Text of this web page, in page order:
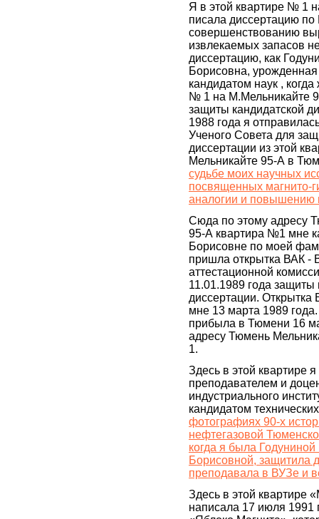
Я в этой квартире № 1
писала диссертацию
совершенствованию
извлекаемых запасов
диссертацию, как
Борисовна,
кандидатом наук ,
№ 1 на М.Мельникайте
защиты кандидатской
1988 года я
Ученого Совета для
диссертации из этой
Мельникайте 95-А в
судьбе моих научных
посвященных магнито-
аналогии и повышению
Сюда по этому адресу
95-А квартира №1 мне
Борисовне по моей
пришла открытка ВАК -
аттестационной
11.01.1989 года
диссертации.
мне 13 марта 1989
прибыла в Тюмени 16
адресу Тюмень
1.
Здесь в этой квартире
преподавателем и
индустриального
кандидатом
фотографиях 90-х
нефтегазовой
когда я была
Борисовной, защитила
преподавала в ВУЗе и
Здесь в этой квартире
написала 17 июля 1991